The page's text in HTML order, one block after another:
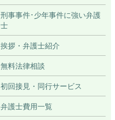
刑事事件･少年事件に強い弁護
士
挨拶・弁護士紹介
無料法律相談
初回接見・同行サービス
弁護士費用一覧